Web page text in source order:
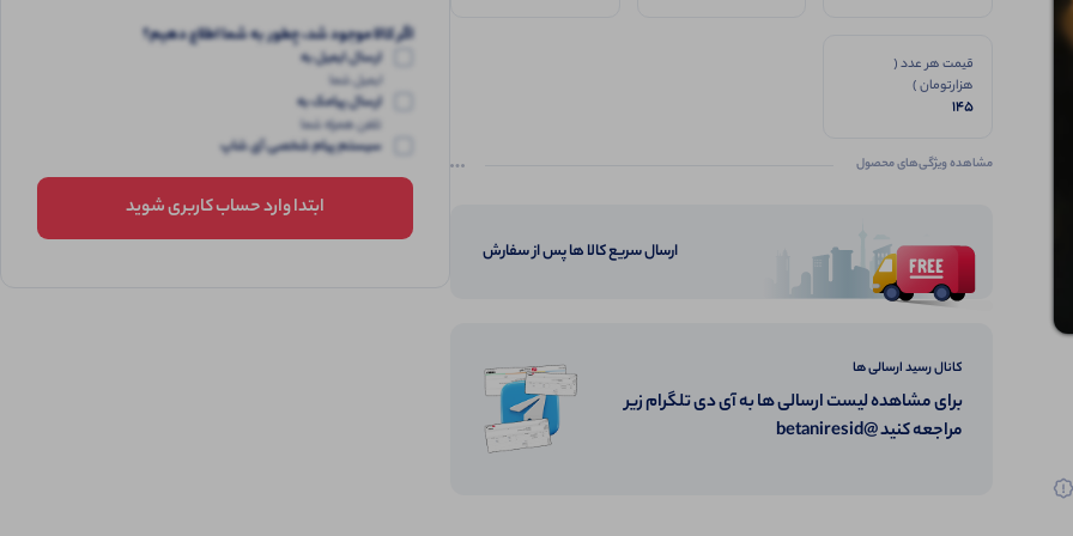
قیمت هر عدد (
هزارتومان )
145
مشاهده ویژگی‌های محصول
ارسال سریع کالا ها پس از سفارش
کانال رسید ارسالی ها
برای مشاهده لیست ارسالی ها به آی دی تلگرام زیر
مراجعه کنید @betaniresid
اگر کالا موجود شد، چطور به شما اطلاع دهیم؟
ارسال ایمیل به
ایمیل شما
ارسال پیامک به
تلفن همراه شما
سیستم پیام شخصی آی شاپ
ابتدا وارد حساب کاربری شوید